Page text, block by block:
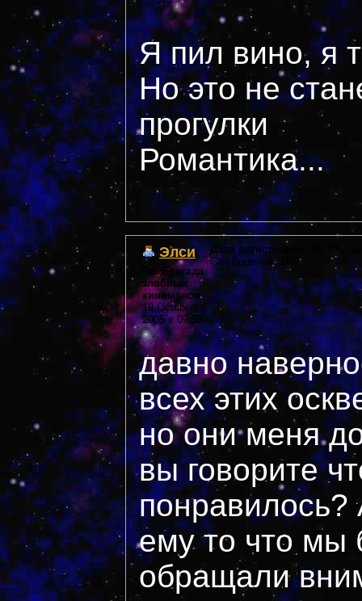
Я пил вино, я
Но это не
прогулки
Романтика...
Элси
Re: Бригада
злобных
киноманов
19 October,
2005 в 09:55
Дата регистрации: 38
Сообщений: 180
давно
всех этих
но они меня
вы говорите
ему то что мы
обращали